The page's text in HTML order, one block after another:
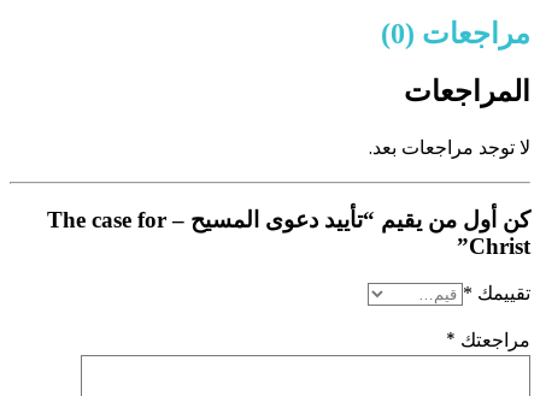
مراجعات (0)
المراجعات
لا توجد مراجعات بعد.
كن أول من يقيم “تأييد دعوى المسيح – The case for
Christ”
تقييمك *
مراجعتك *